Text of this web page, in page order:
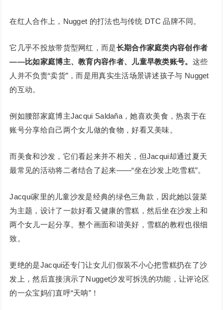
在红人合作上，Nugget 的打法也与传统 DTC 品牌不同。
它几乎不投放带货型网红，而是长期合作家庭类内容创作者
——比如家庭博主、教育内容作者、儿童早教类账号。 这些
人并不负责“卖货”，而是用真实生活场景讲述孩子与 Nugget
的互动。
例如腰部家庭博主Jacqui Saldaña，她喜欢美食，热衷于在
账号分享给自己两个女儿做的食物，好看又美味。
而美食和沙发，它们看起来并不相关，但Jacqui却通过夏天
最常见的活动将二者结合了起来——“坐在沙发上吃雪糕”。
Jacqui家里的儿童沙发是经典的绿色三角款，因此她以菠菜
为主题，设计了一款好看又健康的雪糕，然后坐在沙发上和
两个女儿一起分享。整个画面和谐美好，雪糕的教程也很细
致。
更绝的是Jacqui还专门让女儿们假装不小心把雪糕扔在了沙
发上，然后直接演示了Nugget沙发可拆洗的功能，让评论区
的一众宝妈们直呼“天呐”！